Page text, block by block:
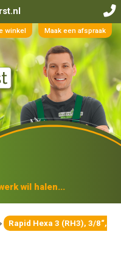
winkel Maak een afspraak
wil halen...
Rapid Hexa 3 (RH3), 3/8“,